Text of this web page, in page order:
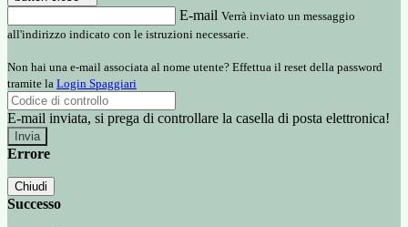
E-mail Verrà inviato un messaggio
all'indirizzo indicato con le istruzioni necessarie.
Non hai una e-mail associata al nome utente? Effettua il reset della password
tramite la Login Spaggiari
E-mail inviata, si prega di controllare la casella di posta elettronica!
Errore
Chiudi
Successo